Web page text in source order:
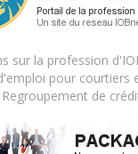
sur la profession
pour courtiers
de